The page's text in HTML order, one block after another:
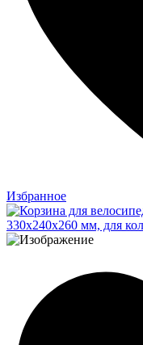
Избранное